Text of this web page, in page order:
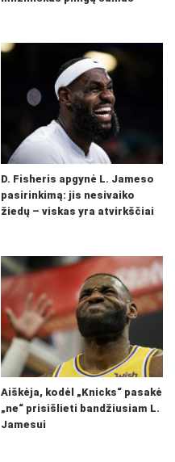
D. Fisheris apgynė L. Jameso
pasirinkimą: jis nesivaiko
žiedų – viskas yra atvirkščiai
Aiškėja, kodėl „Knicks“ pasakė
„ne“ prisišlieti bandžiusiam L.
Jamesui